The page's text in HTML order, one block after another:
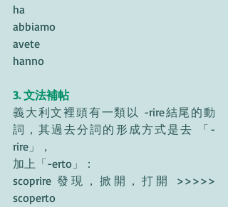
ha
abbiamo
avete
hanno
3. 文法補帖
義大利文裡頭有一類以 -rire結尾的動
詞，其過去分詞的形成方式是去 「-
rire」，
加上「-erto」：
scoprire 發現，掀開，打開 >>>>>
scoperto